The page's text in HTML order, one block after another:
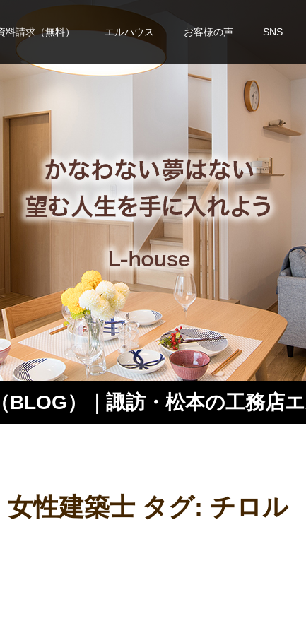
料請求（無料） エルハウス お客様の声 SNS
BLOG）｜諏訪・松本の工務店
女性建築士 タグ: チロル